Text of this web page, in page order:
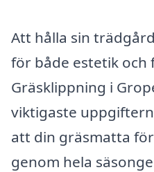
Att hålla sin
för både estetik
Gräsklippning i
viktigaste
att din gräsmatta
genom hela